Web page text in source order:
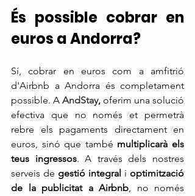
És possible cobrar en
euros a Andorra?
Sí, cobrar en euros com a amfitrió
d'Airbnb a Andorra és completament
possible. A AndStay, oferim una solució
efectiva que no només et permetrà
rebre els pagaments directament en
euros, sinó que també multiplicarà els
teus ingressos. A través dels nostres
serveis de gestió integral i optimització
de la publicitat a Airbnb, no només